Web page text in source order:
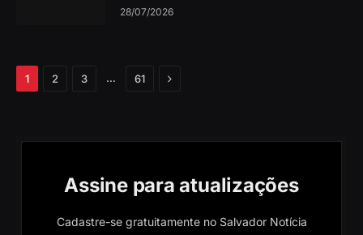
28/07/2026
1 2 3 … 61 Próximo
Assine para atualizações
Cadastre-se gratuitamente no Salvador Notícia